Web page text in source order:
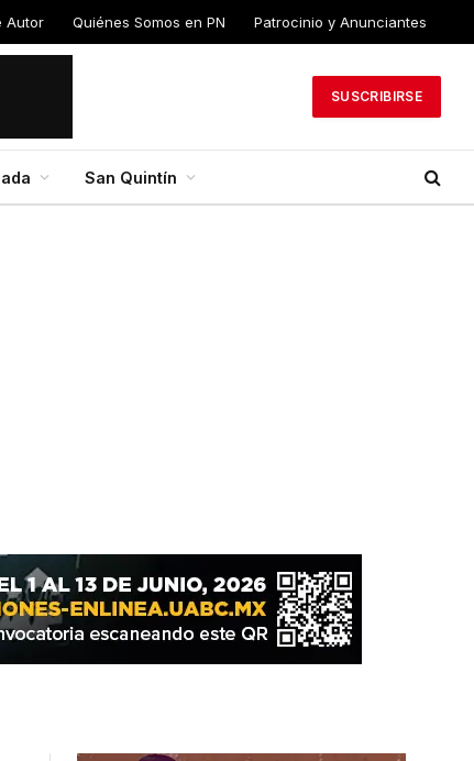
Autor Quiénes Somos en PN Patrocinio y Anunciantes
SUSCRIBIRSE
San Quintín